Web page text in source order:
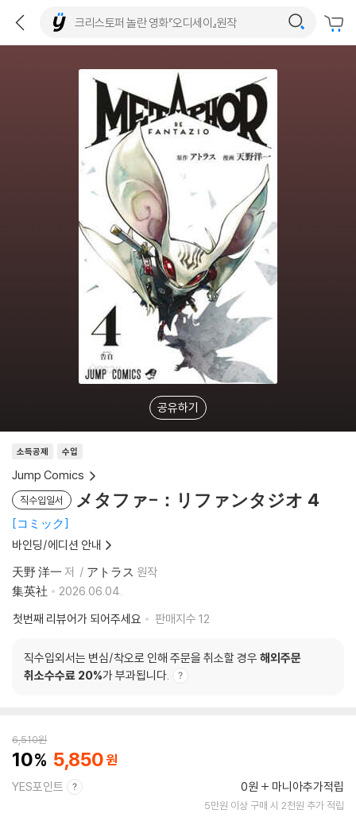
공유하기
소득공제 수입
Jump Comics
직수입일서 メタファ-：リファンタジオ 4
コミック
바인딩/에디션 안내
天野 洋一 저 アトラス 원작
集英社
2026.06.04.
첫번째 리뷰어가 되어주세요
판매지수 12
직수입외서는 변심/착오로 인해 주문을 취소할 경우 해외주문
취소수수료 20%가 부과됩니다.
6,510원
10 5,850
YES포인트 0원 마니아추가적립
5만원 이상 구매 시 2천원 추가 적립